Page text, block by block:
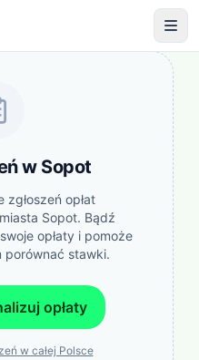
w Sopot
zgłoszeń opłat
Sopot. Bądź
opłaty i pomoże
porównać stawki.
opłaty
w całej Polsce